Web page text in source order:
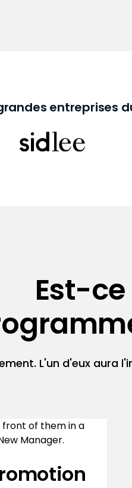
entreprises
Est-
L'un d'eux aura